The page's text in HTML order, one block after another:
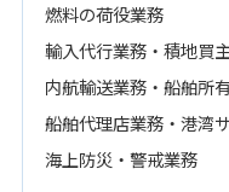
燃料の荷役業務
輸入代行業務・積地買
内航輸送業務・船舶所
船舶代理店業務・港湾
海上防災・警戒業務